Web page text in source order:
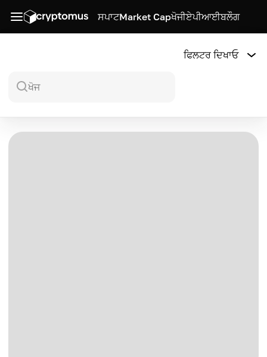
ਸਪਾਟMarket Capਖੋਜੀਏਪੀਆਈਬਲੌਗ
ਫਿਲਟਰ ਦਿਖਾਓ